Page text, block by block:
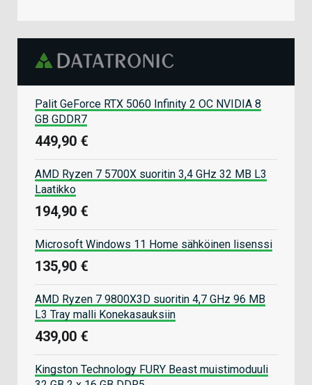
Palit GeForce RTX 5060 Infinity 2 OC NVIDIA 8
GB GDDR7
449,90 €
AMD Ryzen 7 5700X suoritin 3,4 GHz 32 MB L3
Laatikko
194,90 €
Microsoft Windows 11 Home sähköinen lisenssi
135,90 €
AMD Ryzen 7 9800X3D suoritin 4,7 GHz 96 MB
L3 Tray malli Konekasauksiin
439,00 €
Kingston Technology FURY Beast muistimoduuli